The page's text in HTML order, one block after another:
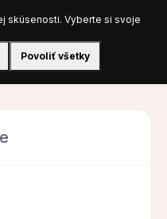
Prihlásiť sa
skúsenosti. Vyberte si svoje
Povoliť všetky